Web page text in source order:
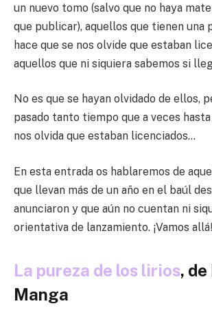
un nuevo tomo (salvo que no haya
que publicar), aquellos que tienen una
hace que se nos olvide que estaban
aquellos que ni siquiera sabemos si
No es que se hayan olvidado de ellos,
pasado tanto tiempo que a veces
nos olvida que estaban licenciados…
En esta entrada os hablaremos de
que llevan más de un año en el baúl
anunciaron y que aún no cuentan ni
orientativa de lanzamiento. ¡Vamos allá!
La pureza de los lirios,
Manga